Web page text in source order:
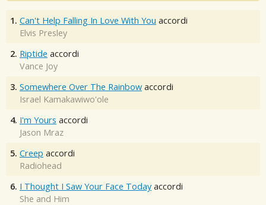
1. Can't Help Falling In Love With You accordi
Elvis Presley
2. Riptide accordi
Vance Joy
3. Somewhere Over The Rainbow accordi
Israel Kamakawiwo'ole
4. I'm Yours accordi
Jason Mraz
5. Creep accordi
Radiohead
6. I Thought I Saw Your Face Today accordi
She and Him